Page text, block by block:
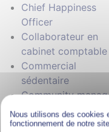
Chief Happiness
Officer
Collaborateur en
cabinet comptable
Commercial
sédentaire
Community
Comptable général
Concepteur
Nous utilisons des cookies
fonctionnement de notre